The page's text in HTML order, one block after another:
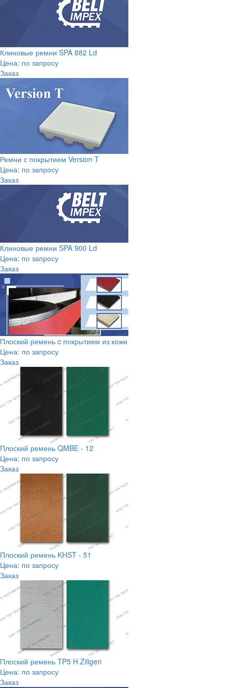
Клиновые ремни SPA 882 Ld
Цена: по запросу
Заказ
Ремни с покрытием Version T
Цена: по запросу
Заказ
Клиновые ремни SPA 900 Ld
Цена: по запросу
Заказ
Плоский ремень c покрытием из кожи
Цена: по запросу
Заказ
Плоский ремень QMBE - 12
Цена: по запросу
Заказ
Плоский ремень KHST - 51
Цена: по запросу
Заказ
Плоский ремень TP5 H Ziligen
Цена: по запросу
Заказ